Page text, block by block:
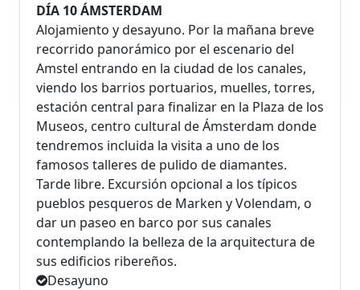
DÍA 10 ÁMSTERDAM
Alojamiento y desayuno. Por la mañana breve
recorrido panorámico por el escenario del
Amstel entrando en la ciudad de los canales,
viendo los barrios portuarios, muelles, torres,
estación central para finalizar en la Plaza de los
Museos, centro cultural de Ámsterdam donde
tendremos incluida la visita a uno de los
famosos talleres de pulido de diamantes.
Tarde libre. Excursión opcional a los típicos
pueblos pesqueros de Marken y Volendam, o
dar un paseo en barco por sus canales
contemplando la belleza de la arquitectura de
sus edificios ribereños.
Desayuno